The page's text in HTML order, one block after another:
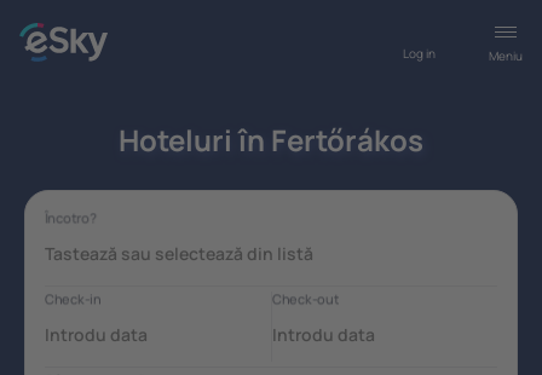
Meniu
Log in
Hoteluri în Fertőrákos